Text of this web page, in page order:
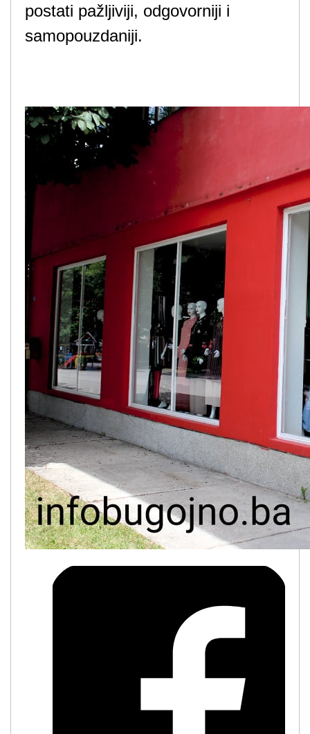
postati pažljiviji, odgovorniji i
samopouzdaniji.